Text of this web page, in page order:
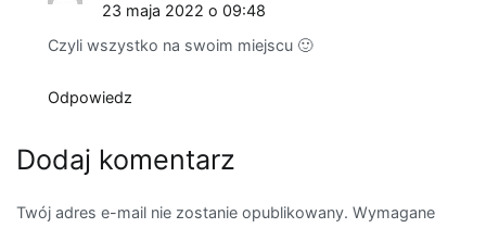
23 maja 2022 o 09:48
Czyli wszystko na swoim miejscu 🙂
Odpowiedz
Dodaj komentarz
Twój adres e-mail nie zostanie opublikowany. Wymagane